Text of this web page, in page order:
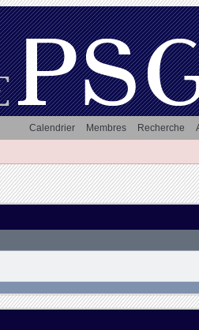
Recherche
Membres
Calendrier